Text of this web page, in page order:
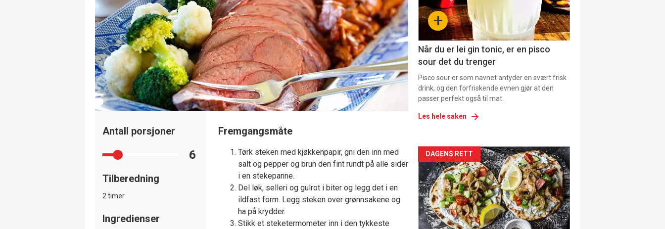
Antall porsjoner
6
Tilberedning
2 timer
Ingredienser
Fremgangsmåte
Tørk steken med kjøkkenpapir, gni den inn med
salt og pepper og brun den fint rundt på alle sider
i en stekepanne.
Del løk, selleri og gulrot i biter og legg det i en
ildfast form. Legg steken over grønnsakene og
ha på krydder.
Stikk et steketermometer inn i den tykkeste
section
11
Dagens
rett
+
Når du er lei gin tonic, er en pisco
sour det du trenger
Pisco sour er som navnet antyder en svært frisk
drink, og den forfriskende evnen gjør at den
passer perfekt også til mat.
Les hele saken
Artikler
detail
-
section
DAGENS RETT